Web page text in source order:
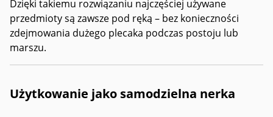
Dzięki takiemu rozwiązaniu najczęściej używane
przedmioty są zawsze pod ręką – bez konieczności
zdejmowania dużego plecaka podczas postoju lub
marszu.
Użytkowanie jako samodzielna nerka